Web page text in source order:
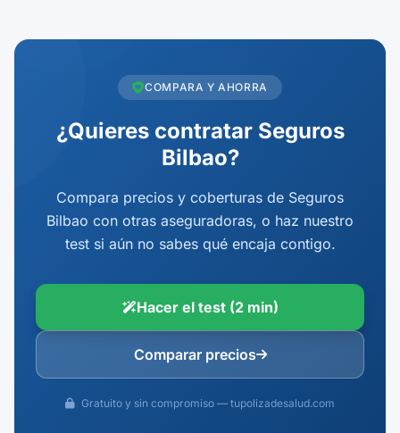
COMPARA Y AHORRA
¿Quieres contratar Seguros
Bilbao?
Compara precios y coberturas de Seguros
Bilbao con otras aseguradoras, o haz nuestro
test si aún no sabes qué encaja contigo.
Hacer el test (2 min)
Comparar precios
Gratuito y sin compromiso — tupolizadesalud.com